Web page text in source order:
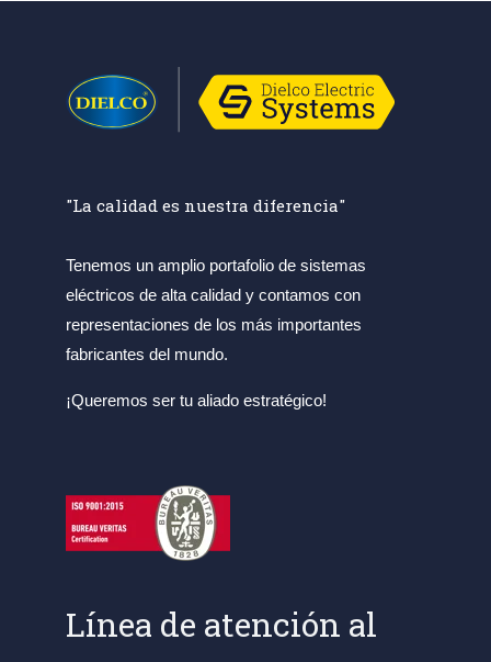
"La calidad es nuestra diferencia"
Tenemos un amplio portafolio de sistemas
eléctricos de alta calidad y contamos con
representaciones de los más importantes
fabricantes del mundo.
¡Queremos ser tu aliado estratégico!
Línea de atención al